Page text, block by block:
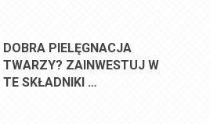
DOBRA PIELĘGNACJA
TWARZY? ZAINWESTUJ W
TE SKŁADNIKI …